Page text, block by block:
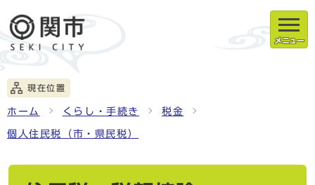
メニュー
現在位置
ホーム くらし・手続き 税金
個人住民税（市・県民税）